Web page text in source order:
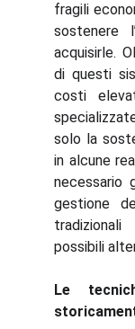
fragili
sostenere
acquisirle.
di questi
costi
solo la
in alcune
necessario
gestione
possibili
Le